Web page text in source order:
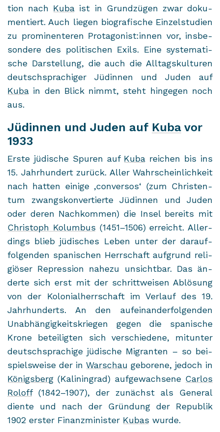
ti­on nach Kuba ist in Grund­zü­gen zwar do­ku­
men­tiert. Auch lie­gen bio­gra­fi­sche Ein­zel­stu­di­en
zu pro­mi­nen­te­ren Prot­ago­nist:innen vor, ins­be­
son­de­re des po­li­ti­schen Exils. Eine sys­te­ma­ti­
sche Dar­stel­lung, die auch die All­tags­kul­tu­ren
deutsch­spra­chi­ger Jü­din­nen und Juden auf
Kuba in den Blick nimmt, steht hin­ge­gen noch
aus.
Jüdinnen und Juden auf Kuba vor
1933
Erste jü­di­sche Spu­ren auf Kuba rei­chen bis ins
15. Jahr­hun­dert zu­rück. Aller Wahr­schein­lich­keit
nach hat­ten ei­ni­ge ,con­versos‘ (zum Chris­ten­
tum zwangs­kon­ver­tier­te Jü­din­nen und Juden
oder deren Nach­kom­men) die Insel be­reits mit
Chris­toph Ko­lum­bus (1451–1506) er­reicht. Al­ler­
dings blieb jü­di­sches Leben unter der dar­auf­
fol­gen­den spa­ni­schen Herr­schaft auf­grund re­li­
giö­ser Re­pres­si­on na­he­zu un­sicht­bar. Das än­
der­te sich erst mit der schritt­wei­sen Ab­lö­sung
von der Ko­lo­ni­al­herr­schaft im Ver­lauf des 19.
Jahr­hun­derts. An den auf­ein­an­der­fol­gen­den
Un­ab­hän­gig­keits­krie­gen gegen die spa­ni­sche
Krone be­tei­lig­ten sich ver­schie­de­ne, mit­un­ter
deutsch­spra­chi­ge jü­di­sche Mi­gran­ten – so bei­
spiels­wei­se der in War­schau ge­bo­re­ne, je­doch in
Kö­nigs­berg (Ka­li­nin­grad) auf­ge­wach­se­ne Car­los
Ro­loff(1842–1907), der zu­nächst als Ge­ne­ral
dien­te und nach der Grün­dung der Re­pu­blik
1902 ers­ter Fi­nanz­mi­nis­ter Kubas wurde.